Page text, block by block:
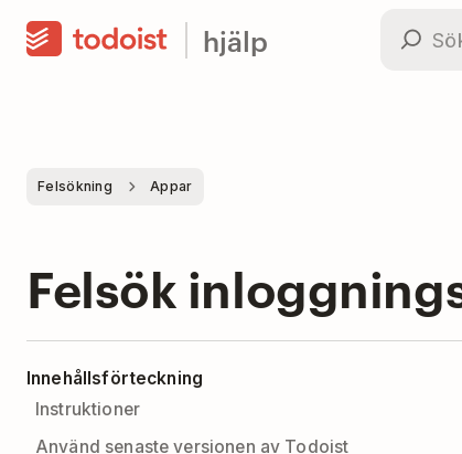
hjälp
Felsökning Appar
Felsök
Innehållsförteckning
Instruktioner
Använd senaste versionen av Todoist